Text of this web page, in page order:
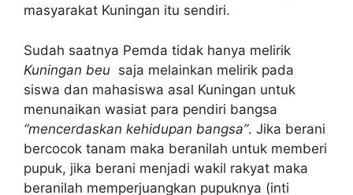
masyarakat Kuningan itu sendiri.
Sudah saatnya Pemda tidak hanya melirik
Kuningan beu saja melainkan melirik pada
siswa dan mahasiswa asal Kuningan untuk
menunaikan wasiat para pendiri bangsa
“mencerdaskan kehidupan bangsa”. Jika berani
bercocok tanam maka beranilah untuk memberi
pupuk, jika berani menjadi wakil rakyat maka
beranilah memperjuangkan pupuknya (inti